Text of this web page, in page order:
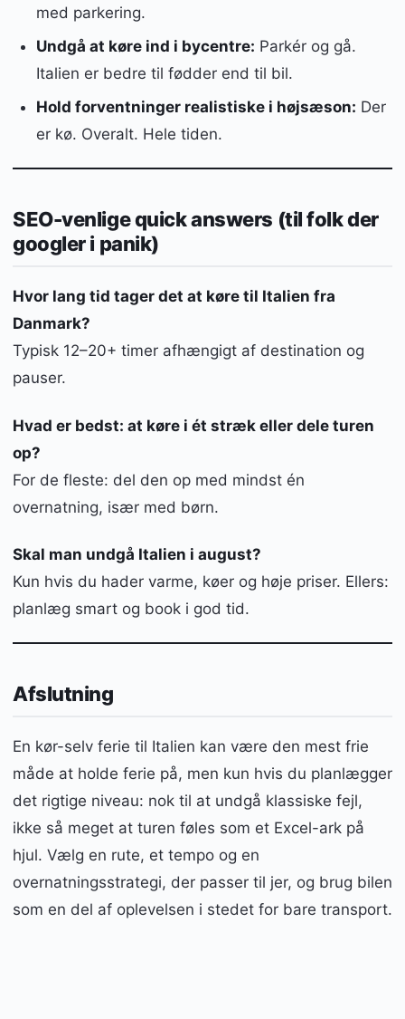
med parkering.
Undgå at køre ind i bycentre: Parkér og gå.
Italien er bedre til fødder end til bil.
Hold forventninger realistiske i højsæson: Der
er kø. Overalt. Hele tiden.
SEO-venlige quick answers (til folk der
googler i panik)
Hvor lang tid tager det at køre til Italien fra
Danmark?
Typisk 12–20+ timer afhængigt af destination og
pauser.
Hvad er bedst: at køre i ét stræk eller dele turen
op?
For de fleste: del den op med mindst én
overnatning, især med børn.
Skal man undgå Italien i august?
Kun hvis du hader varme, køer og høje priser. Ellers:
planlæg smart og book i god tid.
Afslutning
En kør-selv ferie til Italien kan være den mest frie
måde at holde ferie på, men kun hvis du planlægger
det rigtige niveau: nok til at undgå klassiske fejl,
ikke så meget at turen føles som et Excel-ark på
hjul. Vælg en rute, et tempo og en
overnatningsstrategi, der passer til jer, og brug bilen
som en del af oplevelsen i stedet for bare transport.